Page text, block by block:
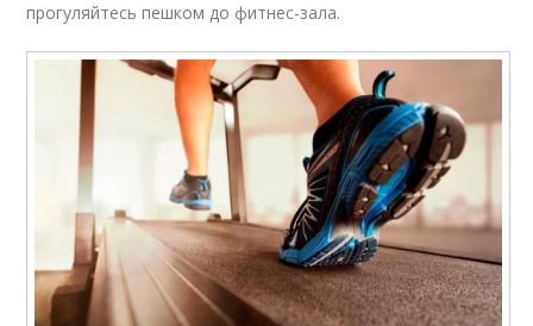
прогуляйтесь пешком до фитнес-зала.